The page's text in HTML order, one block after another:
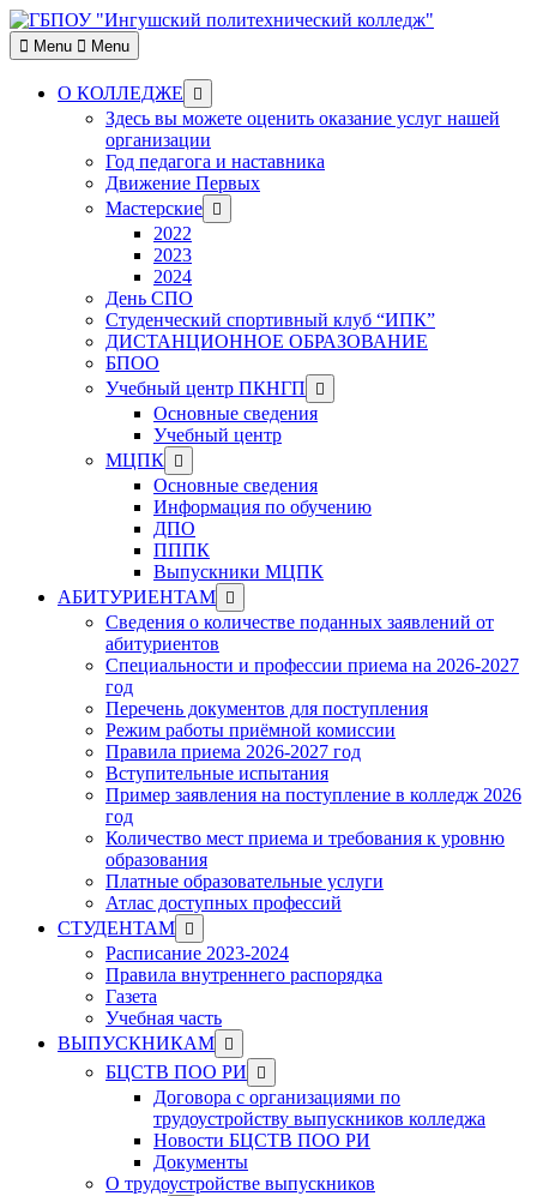
Skip
to
content
Menu Menu
О КОЛЛЕДЖЕ
Show
sub
menu
Здесь вы можете оценить оказание услуг нашей
организации
Год педагога и наставника
Движение Первых
Мастерские Show
sub
2022
2023
2024
День СПО
Студенческий спортивный клуб “ИПК”
ДИСТАНЦИОННОЕ ОБРАЗОВАНИЕ
БПОО
Учебный центр ПКНГП
Show
sub
menu
Основные сведения
Учебный центр
МЦПК Show
sub
menu
Основные сведения
Информация по обучению
ДПО
ПППК
Выпускники МЦПК
АБИТУРИЕНТАМ Show
sub
menu
Сведения о количестве поданных заявлений от
абитуриентов
Специальности и профессии приема на 2026-2027
год
Перечень документов для поступления
Режим работы приёмной комиссии
Правила приема 2026-2027 год
Вступительные испытания
Пример заявления на поступление в колледж 2026
год
Количество мест приема и требования к уровню
образования
Платные образовательные услуги
Атлас доступных профессий
СТУДЕНТАМ Show
sub
menu
Расписание 2023-2024
Правила внутреннего распорядка
Газета
Учебная часть
ВЫПУСКНИКАМ Show
sub
menu
БЦСТВ ПОО РИ
Show
sub
menu
Договора с организациями по
трудоустройству выпускников колледжа
Новости БЦСТВ ПОО РИ
Документы
О трудоустройстве выпускников